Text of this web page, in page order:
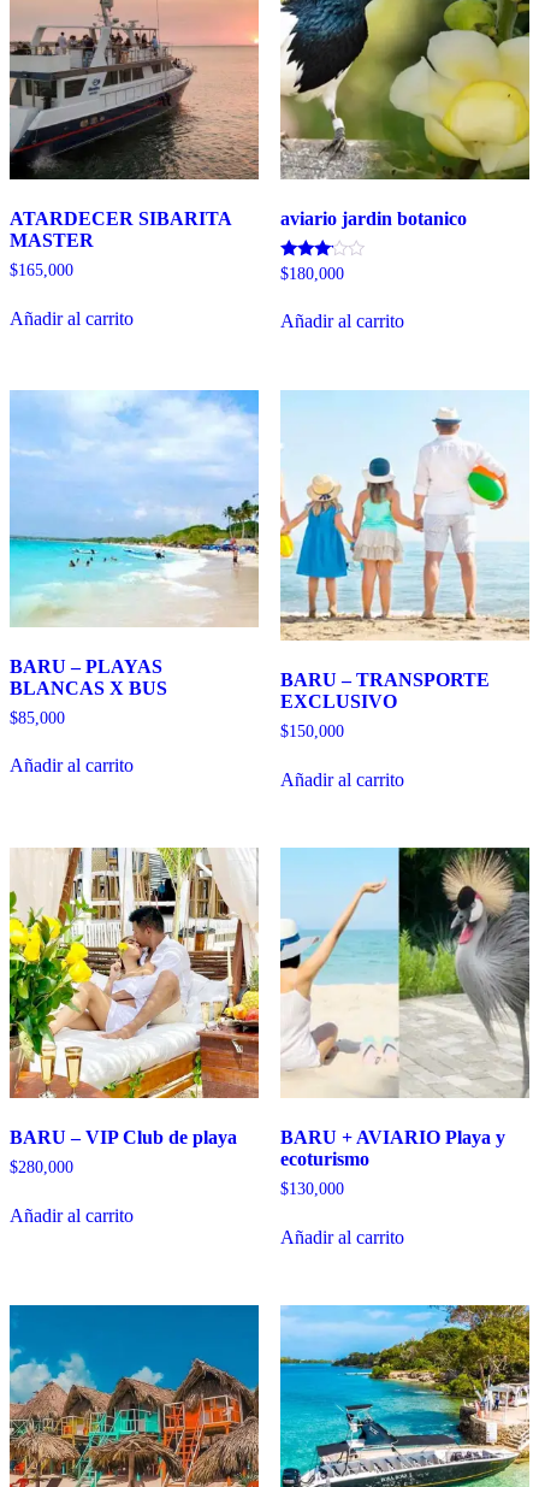
ATARDECER SIBARITA
MASTER
$165,000
Añadir al carrito
aviario jardin botanico
Valorado
de 5
$180,000
Añadir al carrito
BARU – PLAYAS
BLANCAS X BUS
$85,000
Añadir al carrito
BARU – TRANSPORTE
EXCLUSIVO
$150,000
Añadir al carrito
BARU – VIP Club de playa
$280,000
Añadir al carrito
BARU + AVIARIO Playa y
ecoturismo
$130,000
Añadir al carrito